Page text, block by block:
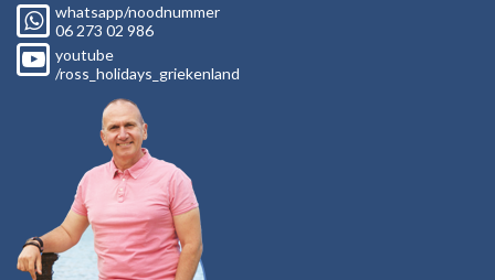
whatsapp/noodnummer
06 273 02 986
youtube
/ross_holidays_griekenland